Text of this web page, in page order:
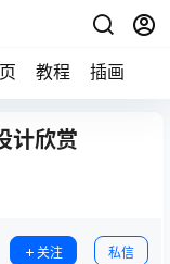
教程 插画
计欣赏
关注 私信